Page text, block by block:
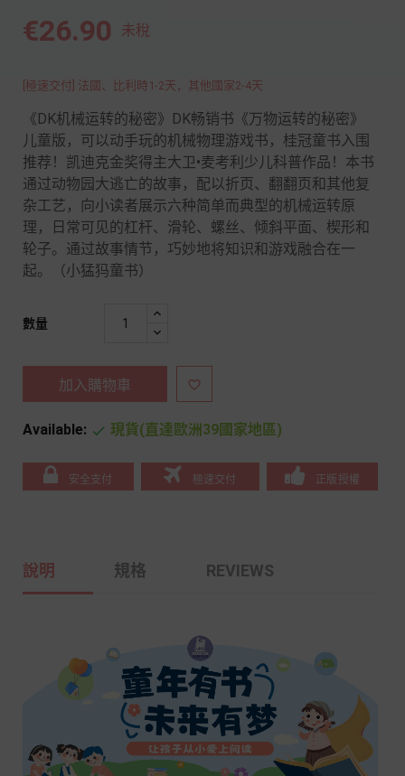
€26.90 未稅
[極速交付] 法國、比利時1-2天，其他國家2-4天
《DK机械运转的秘密》DK畅销书《万物运转的秘密》
儿童版，可以动手玩的机械物理游戏书，桂冠童书入围
推荐！凯迪克金奖得主大卫•麦考利少儿科普作品！本书
通过动物园大逃亡的故事，配以折页、翻翻页和其他复
杂工艺，向小读者展示六种简单而典型的机械运转原
理，日常可见的杠杆、滑轮、螺丝、倾斜平面、楔形和
轮子。通过故事情节，巧妙地将知识和游戏融合在一
起。（小猛犸童书）
數量
加入購物車 
Available:  現貨(直達歐洲39國家地區)
安全支付 極速交付 正版授權
說明 規格 REVIEWS